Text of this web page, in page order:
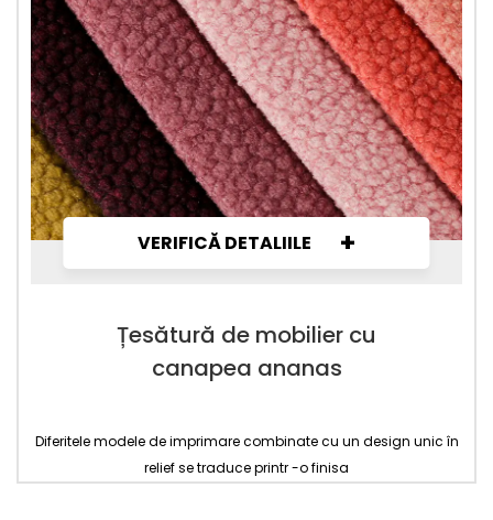
VERIFICĂ DETALIILE +
Țesătură de mobilier cu
canapea ananas
Diferitele modele de imprimare combinate cu un design unic în
relief se traduce printr -o finisa